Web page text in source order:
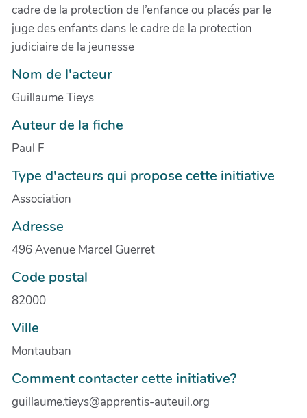
cadre de la protection de l’enfance ou placés par le
juge des enfants dans le cadre de la protection
judiciaire de la jeunesse
Nom de l'acteur
Guillaume Tieys
Auteur de la fiche
Paul F
Type d'acteurs qui propose cette initiative
Association
Adresse
496 Avenue Marcel Guerret
Code postal
82000
Ville
Montauban
Comment contacter cette initiative?
guillaume.tieys@apprentis-auteuil.org